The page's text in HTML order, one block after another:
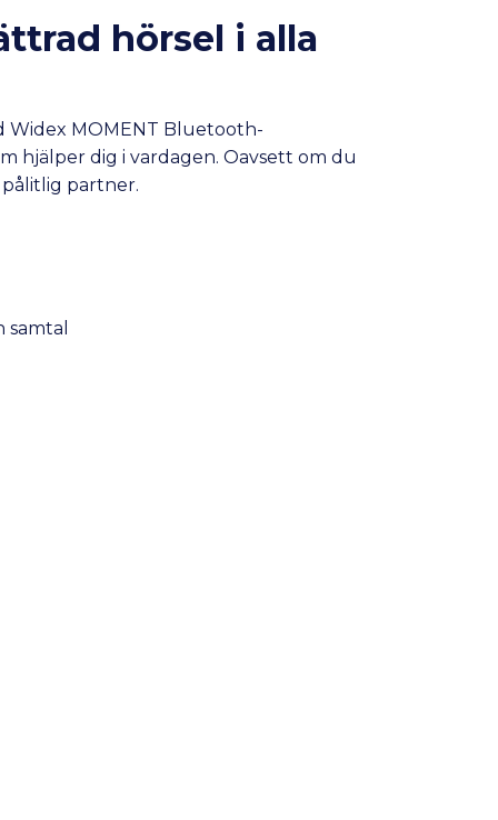
hörsel i alla
Widex MOMENT Bluetooth-
hjälper dig i vardagen. Oavsett om du
partner.